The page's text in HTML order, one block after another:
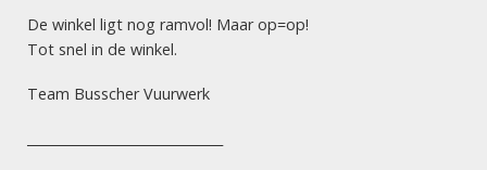
kruit)
Dé vuurwerksite van Twente! Let vooral op onze scherpe
De winkel ligt nog ramvol! Maar op=op!
Tot snel in de winkel.
Team Busscher Vuurwerk